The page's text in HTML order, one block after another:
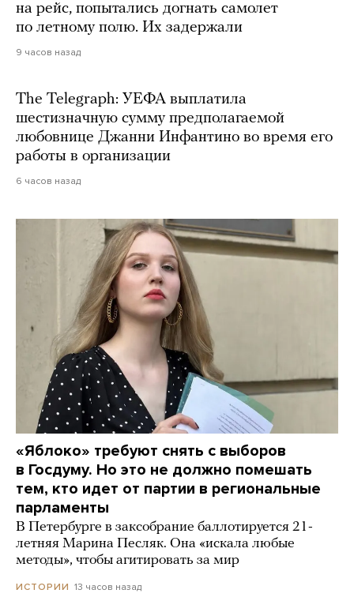
на рейс, попытались догнать самолет
по летному полю. Их задержали
9 часов назад
The Telegraph: УЕФА выплатила
шестизначную сумму предполагаемой
любовнице Джанни Инфантино во время его
работы в организации
6 часов назад
«Яблоко» требуют снять с выборов
в Госдуму. Но это не должно помешать
тем, кто идет от партии в региональные
парламенты
В Петербурге в заксобрание баллотируется 21-
летняя Марина Песляк. Она «искала любые
методы», чтобы агитировать за мир
ИСТОРИИ 13 часов назад